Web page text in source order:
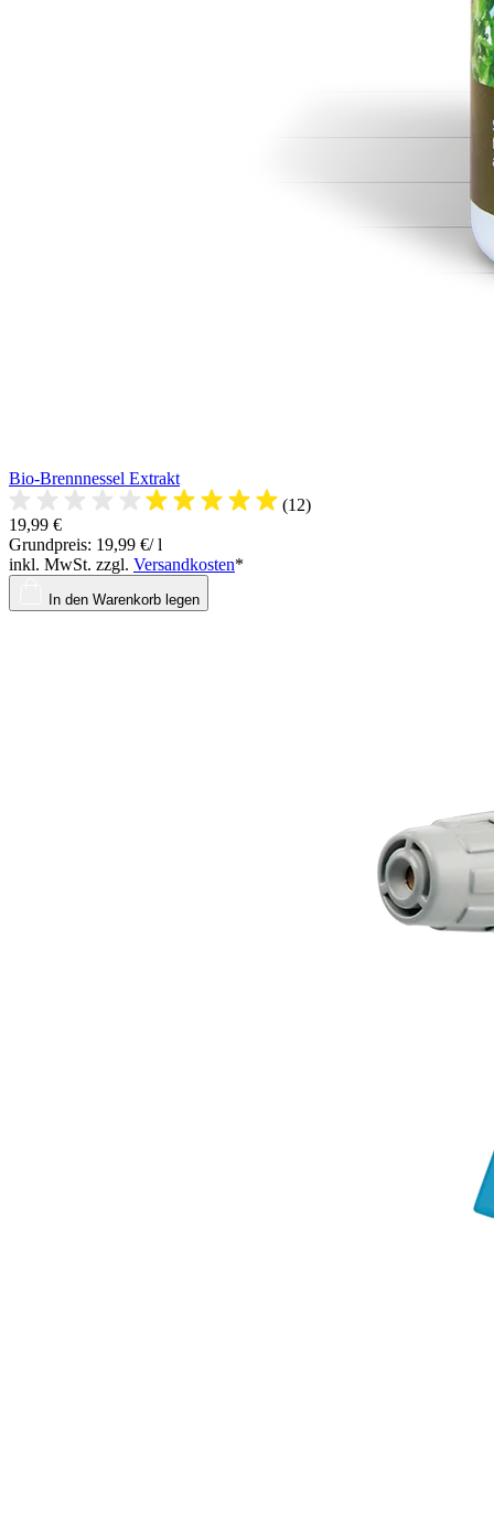
Bio-Brennnessel Extrakt
(12)
19,99 €
Grundpreis: 19,99 €/ l
inkl. MwSt. zzgl. Versandkosten*
In den Warenkorb legen